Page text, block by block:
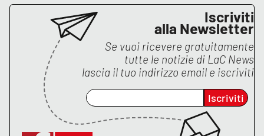
LAC
Lacplay.it
Lactv.it
Laconair.it
Lacitymag.it
Iscriviti
alla Newsletter
Se vuoi ricevere gratuitamente
tutte le notizie di LaC News
lascia il tuo indirizzo email e iscriviti
Iscriviti